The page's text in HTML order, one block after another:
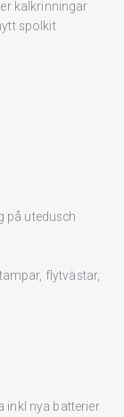
kalkrinningar
spolkit
på utedusch
flytvästar,
inkl nya batterier